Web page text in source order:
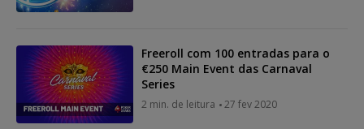
Freeroll com 100 entradas para o
€250 Main Event das Carnaval
Series
2 min. de leitura 27 fev 2020